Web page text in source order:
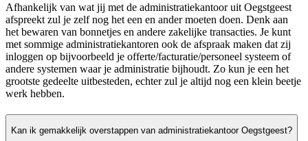
Afhankelijk van wat jij met de administratiekantoor uit Oegstgeest
afspreekt zul je zelf nog het een en ander moeten doen. Denk aan
het bewaren van bonnetjes en andere zakelijke transacties. Je kunt
met sommige administratiekantoren ook de afspraak maken dat zij
inloggen op bijvoorbeeld je offerte/facturatie/personeel systeem of
andere systemen waar je administratie bijhoudt. Zo kun je een het
grootste gedeelte uitbesteden, echter zul je altijd nog een klein beetje
werk hebben.
Kan ik gemakkelijk overstappen van administratiekantoor Oegstgeest?